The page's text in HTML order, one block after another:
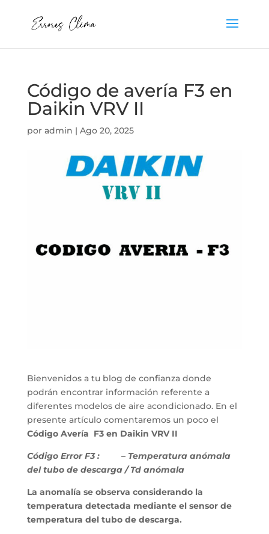
Código de avería F3 en
Daikin VRV II
por admin | Ago 20, 2025
Bienvenidos a tu blog de confianza donde
podrán encontrar información referente a
diferentes modelos de aire acondicionado. En el
presente artículo comentaremos un poco el
Código Avería F3 en Daikin VRV II
Código Error F3 :
– Temperatura anómala
del tubo de descarga / Td anómala
La anomalía se observa considerando la
temperatura detectada mediante el sensor de
temperatura del tubo de descarga.